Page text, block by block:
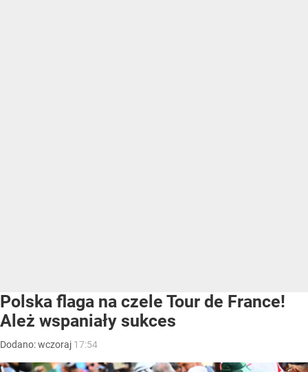
Polska flaga na czele Tour de France!
Ależ wspaniały sukces
Dodano:wczoraj 17:54